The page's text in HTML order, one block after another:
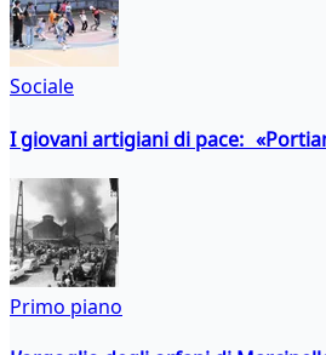
Sociale
I giovani artigiani di pace:
Primo piano